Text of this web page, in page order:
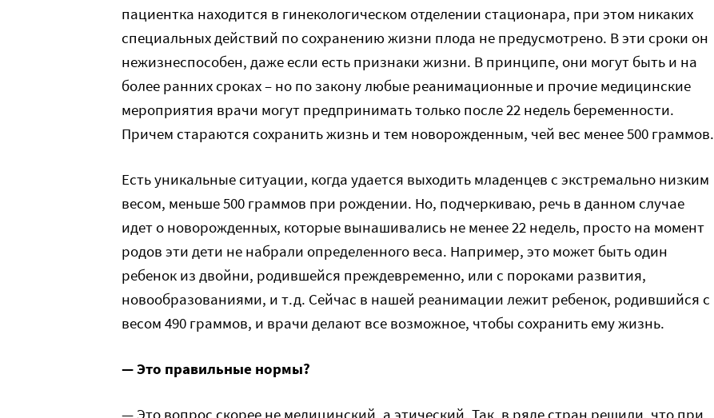
пациентка находится в гинекологическом отделении стационара, при этом никаких
специальных действий по сохранению жизни плода не предусмотрено. В эти сроки он
нежизнеспособен, даже если есть признаки жизни. В принципе, они могут быть и на
более ранних сроках – но по закону любые реанимационные и прочие медицинские
мероприятия врачи могут предпринимать только после 22 недель беременности.
Причем стараются сохранить жизнь и тем новорожденным, чей вес менее 500 граммов.
Есть уникальные ситуации, когда удается выходить младенцев с экстремально низким
весом, меньше 500 граммов при рождении. Но, подчеркиваю, речь в данном случае
идет о новорожденных, которые вынашивались не менее 22 недель, просто на момент
родов эти дети не набрали определенного веса. Например, это может быть один
ребенок из двойни, родившейся преждевременно, или с пороками развития,
новообразованиями, и т.д. Сейчас в нашей реанимации лежит ребенок, родившийся с
весом 490 граммов, и врачи делают все возможное, чтобы сохранить ему жизнь.
— Это правильные нормы?
— Это вопрос скорее не медицинский, а этический. Так, в ряде стран решили, что при